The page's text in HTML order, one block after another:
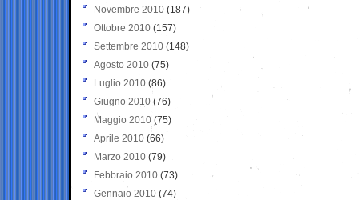
Novembre 2010 (187)
Ottobre 2010 (157)
Settembre 2010 (148)
Agosto 2010 (75)
Luglio 2010 (86)
Giugno 2010 (76)
Maggio 2010 (75)
Aprile 2010 (66)
Marzo 2010 (79)
Febbraio 2010 (73)
Gennaio 2010 (74)